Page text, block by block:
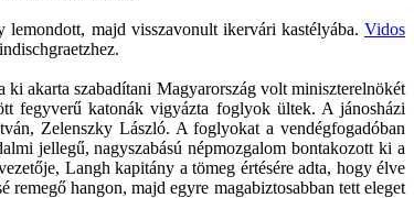
lemondott, majd visszavonult ikervári kastélyába. Vidos
akarta szabadítani Magyarország volt miniszterelnökét
fegyverű katonák vigyázta foglyok ültek. A jánosházi
Zelenszky László. A foglyokat a vendégfogadóban
jellegű, nagyszabású népmozgalom bontakozott ki a
Langh kapitány a tömeg értésére adta, hogy élve
hangon, majd egyre magabiztosabban tett eleget